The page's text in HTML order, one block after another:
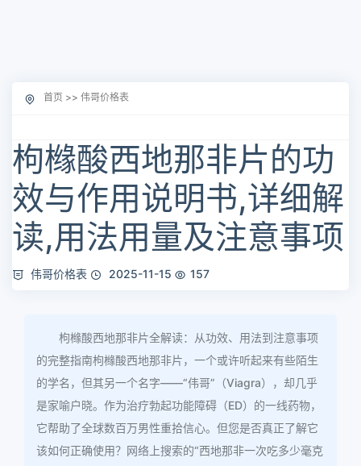
首页 >> 伟哥价格表
枸橼酸西地那非片的功
效与作用说明书,详细解
读,用法用量及注意事项
伟哥价格表 2025-11-15 157
枸橼酸西地那非片全解读：从功效、用法到注意事项
的完整指南枸橼酸西地那非片，一个或许听起来有些陌生
的学名，但其另一个名字——“伟哥”（Viagra），却几乎
是家喻户晓。作为治疗勃起功能障碍（ED）的一线药物，
它帮助了全球数百万男性重拾信心。但您是否真正了解它
该如何正确使用？网络上搜索的“西地那非一次吃多少毫克